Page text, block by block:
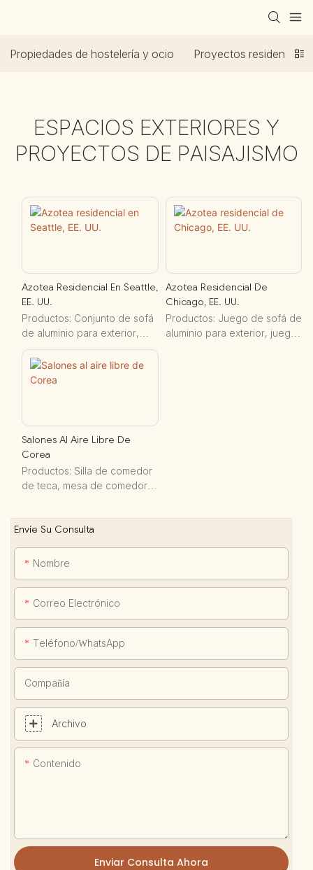
Propiedades de hostelería y ocio Proyectos residenciales
ESPACIOS EXTERIORES Y
PROYECTOS DE PAISAJISMO
Azotea Residencial En Seattle,
EE. UU.
Productos: Conjunto de sofá
de aluminio para exterior,
conjunto de comedor de
aluminio para exterior, sillón
orejero con cinta para
jardinera de aluminio.
Azotea Residencial De
Chicago, EE. UU.
Productos: Juego de sofá de
aluminio para exterior, juego
Salones Al Aire Libre De
Corea
Productos: Silla de comedor
de teca, mesa de comedor
aluminio, silla de comedor de
de aluminio, sombrilla.
Envíe Su Consulta
Nombre
Correo Electrónico
Teléfono/WhatsApp
Compañía
Archivo
Contenido
Enviar Consulta Ahora